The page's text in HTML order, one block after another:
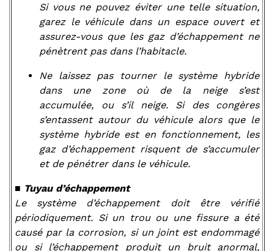
Si vous ne pouvez éviter une telle situation,
garez le véhicule dans un espace ouvert et
assurez-vous que les gaz d’échappement ne
pénètrent pas dans l’habitacle.
Ne laissez pas tourner le système hybride
dans une zone où de la neige s’est
accumulée, ou s’il neige. Si des congères
s’entassent autour du véhicule alors que le
système hybride est en fonctionnement, les
gaz d’échappement risquent de s’accumuler
et de pénétrer dans le véhicule.
■ Tuyau d’échappement
Le système d’échappement doit être vérifié
périodiquement. Si un trou ou une fissure a été
causé par la corrosion, si un joint est endommagé
ou si l’échappement produit un bruit anormal,